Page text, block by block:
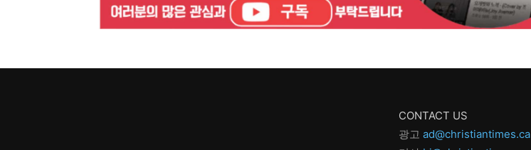
CONTACT US
광고 ad@christiantimes.ca